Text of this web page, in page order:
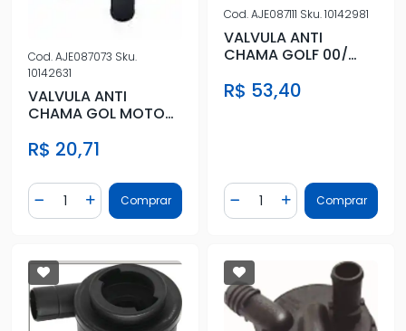
Cod.AJE087073 Sku.
10142631
VALVULA ANTI
CHAMA GOL MOTOR
R$ 20,71
Diminuir Quantidade
Quantidade
Adicionar Quantidade
Comprar
Cod.AJE087111 Sku.10142981
VALVULA ANTI
CHAMA GOLF 00/
R$ 53,40
Diminuir Quantidade
Quantidade
AdicionarComprar